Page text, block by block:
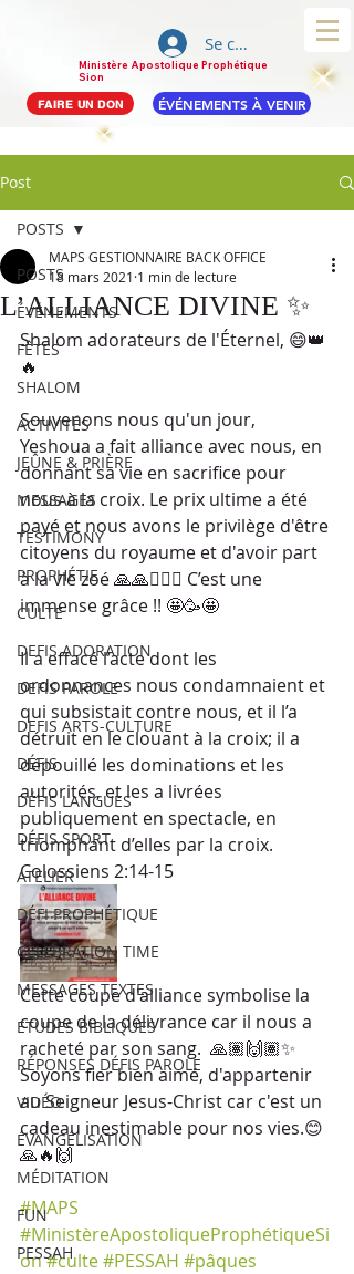
Ministère Apostolique Prophétique
Sion
Se connecter
FAIRE UN DON ÉVÉNEMENTS À VENIR
Post
POSTS
ÉVÉNEMENTS
FÊTES
SHALOM
ACTIVITÉS
JEÛNE & PRIÈRE
MESSAGES
TESTIMONY
PROPHÉTIE
CULTE
DEFIS ADORATION
DEFIS PAROLE
DEFIS ARTS-CULTURE
DÉFIS
DÉFIS LANGUES
DÉFIS SPORT
ATELIER
DÉFI PROPHÉTIQUE
CELEBRATION TIME
MESSAGES TEXTES
ETUDES BIBLIQUES
RÉPONSES DÉFIS PAROLE
VIDÉO
ÉVANGÉLISATION
MÉDITATION
FUN
PESSAH
POSTS
L’ALLIANCE DIVINE ✨
MAPS GESTIONNAIRE BACK OFFICE
18 mars 2021 1 min de lecture
Shalom adorateurs de l'Éternel, 😄👑
🔥
Souvenons nous qu'un jour,
Yeshoua a fait alliance avec nous, en
donnant sa vie en sacrifice pour
nous à la croix. Le prix ultime a été
payé et nous avons le privilège d'être
citoyens du royaume et d'avoir part
à la vie zoé 🙏🙏🙇‍♂️✨ C’est une
immense grâce !! 🤩🥳🤩
Il a effacé l’acte dont les
ordonnances nous condamnaient et
qui subsistait contre nous, et il l’a
détruit en le clouant à la croix; il a
dépouillé les dominations et les
autorités, et les a livrées
publiquement en spectacle, en
triomphant d’elles par la croix.
Colossiens 2:14‭-‬15
Cette coupe d'alliance symbolise la
coupe de la délivrance car il nous a
racheté par son sang.  🙏🏽🙌🏽✨
Soyons fier bien aimé, d'appartenir
au Seigneur Jesus-Christ car c'est un
cadeau inestimable pour nos vies.😊
🙏🔥🙌
#MAPS
#MinistèreApostoliqueProphétiqueSi
on#culte#PESSAH #pâques